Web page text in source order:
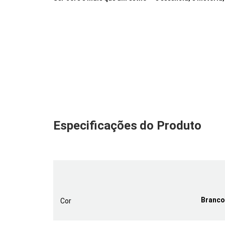
Especificações do Produto
Cor Branco